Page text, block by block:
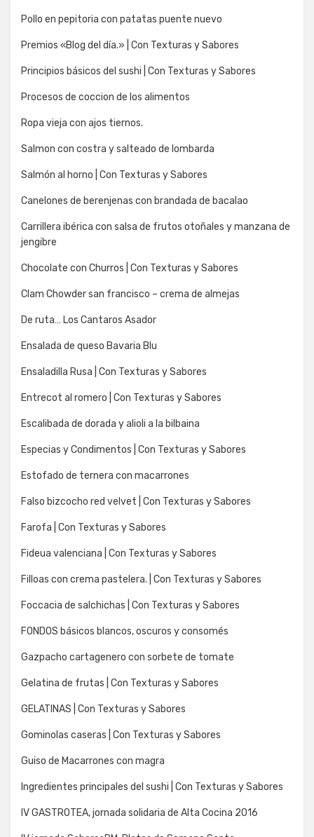
Pollo en pepitoria con patatas puente nuevo
Premios «Blog del día.» | Con Texturas y Sabores
Principios básicos del sushi | Con Texturas y Sabores
Procesos de coccion de los alimentos
Ropa vieja con ajos tiernos.
Salmon con costra y salteado de lombarda
Salmón al horno | Con Texturas y Sabores
Canelones de berenjenas con brandada de bacalao
Carrillera ibérica con salsa de frutos otoñales y manzana de
jengibre
Chocolate con Churros | Con Texturas y Sabores
Clam Chowder san francisco – crema de almejas
De ruta… Los Cantaros Asador
Ensalada de queso Bavaria Blu
Ensaladilla Rusa | Con Texturas y Sabores
Entrecot al romero | Con Texturas y Sabores
Escalibada de dorada y alioli a la bilbaina
Especias y Condimentos | Con Texturas y Sabores
Estofado de ternera con macarrones
Falso bizcocho red velvet | Con Texturas y Sabores
Farofa | Con Texturas y Sabores
Fideua valenciana | Con Texturas y Sabores
Filloas con crema pastelera. | Con Texturas y Sabores
Foccacia de salchichas | Con Texturas y Sabores
FONDOS básicos blancos, oscuros y consomés
Gazpacho cartagenero con sorbete de tomate
Gelatina de frutas | Con Texturas y Sabores
GELATINAS | Con Texturas y Sabores
Gominolas caseras | Con Texturas y Sabores
Guiso de Macarrones con magra
Ingredientes principales del sushi | Con Texturas y Sabores
IV GASTROTEA, jornada solidaria de Alta Cocina 2016